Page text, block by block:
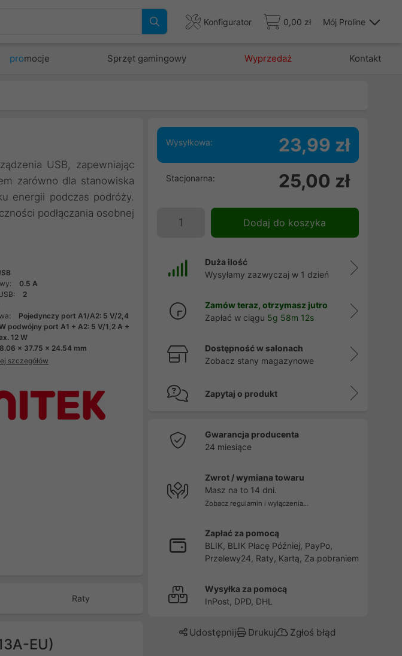
Konfigurator 0,00 zł Mój Proline
promocje Sprzęt gamingowy Wyprzedaż Kontakt
USB, zapewniając
zarówno dla stanowiska
energii podczas podróży.
podłączania osobnej
0.5 A
2
Pojedynczy port A1/A2: 5 V/2,4
podwójny port A1 + A2: 5 V/1,2 A +
12 W
x 37.75 x 24.54 mm
szczegółów
Raty
EU)
Wysyłkowa: 23,99 zł
Stacjonarna: 25,00 zł
Dodaj do koszyka
Duża ilość
Wysyłamy zazwyczaj w 1 dzień
Zamów teraz, otrzymasz jutro
Zapłać w ciągu 5g 58m 11s
Dostępność w salonach
Zobacz stany magazynowe
Zapytaj o produkt
Gwarancja producenta
24 miesiące
Zwrot / wymiana towaru
Masz na to 14 dni.
Zobacz regulamin i wyłączenia...
Zapłać za pomocą
BLIK, BLIK Płacę Później, PayPo,
Przelewy24, Raty, Kartą, Za pobraniem
Wysyłka za pomocą
InPost, DPD, DHL
Udostępnij Drukuj Zgłoś błąd